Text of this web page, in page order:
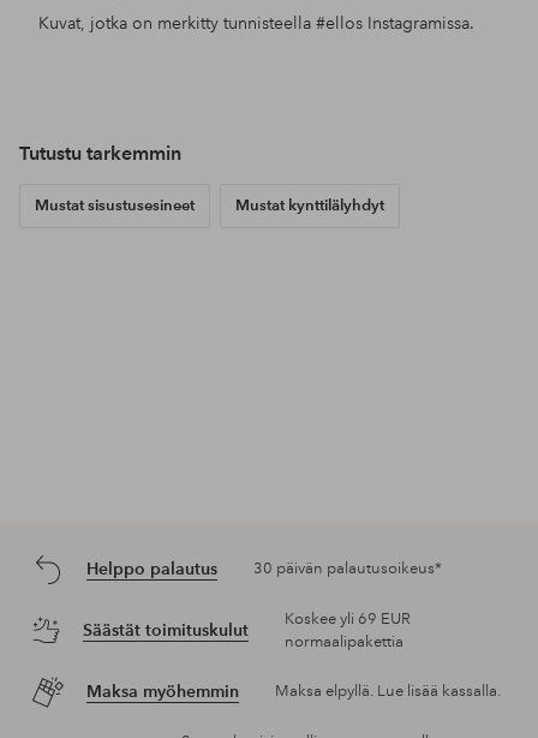
Kuvat, jotka on merkitty tunnisteella #ellos Instagramissa.
Tutustu tarkemmin
Mustat sisustusesineet Mustat kynttilälyhdyt
Helppo palautus 30 päivän palautusoikeus*
Säästät toimituskulut
Koskee yli 69 EUR
normaalipakettia
Maksa myöhemmin Maksa elpyllä. Lue lisää kassalla.